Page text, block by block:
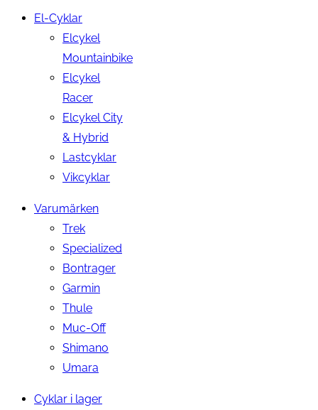
El-Cyklar
Elcykel
Mountainbike
Elcykel
Racer
Elcykel City
& Hybrid
Lastcyklar
Vikcyklar
Varumärken
Trek
Specialized
Bontrager
Garmin
Thule
Muc-Off
Shimano
Umara
Cyklar i lager